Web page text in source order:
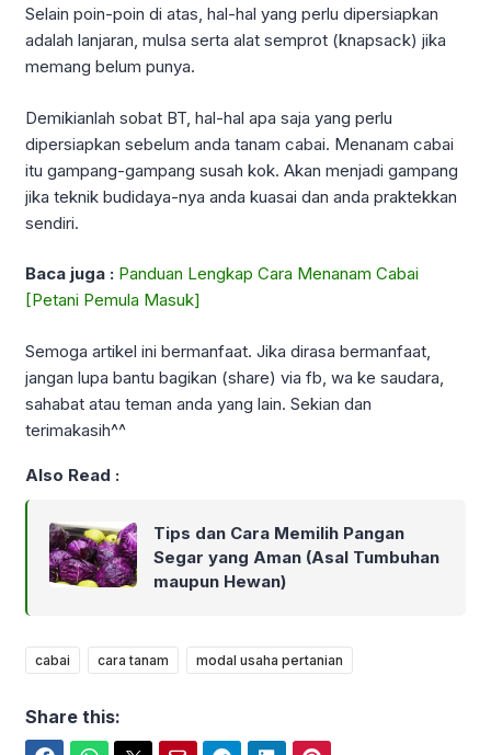
Selain poin-poin di atas, hal-hal yang perlu dipersiapkan
adalah lanjaran, mulsa serta alat semprot (knapsack) jika
memang belum punya.
Demikianlah sobat BT, hal-hal apa saja yang perlu
dipersiapkan sebelum anda tanam cabai. Menanam cabai
itu gampang-gampang susah kok. Akan menjadi gampang
jika teknik budidaya-nya anda kuasai dan anda praktekkan
sendiri.
Baca juga : Panduan Lengkap Cara Menanam Cabai
[Petani Pemula Masuk]
Semoga artikel ini bermanfaat. Jika dirasa bermanfaat,
jangan lupa bantu bagikan (share) via fb, wa ke saudara,
sahabat atau teman anda yang lain. Sekian dan
terimakasih^^
Also Read :
Tips dan Cara Memilih Pangan
Segar yang Aman (Asal Tumbuhan
maupun Hewan)
cabai cara tanam modal usaha pertanian
Share this: